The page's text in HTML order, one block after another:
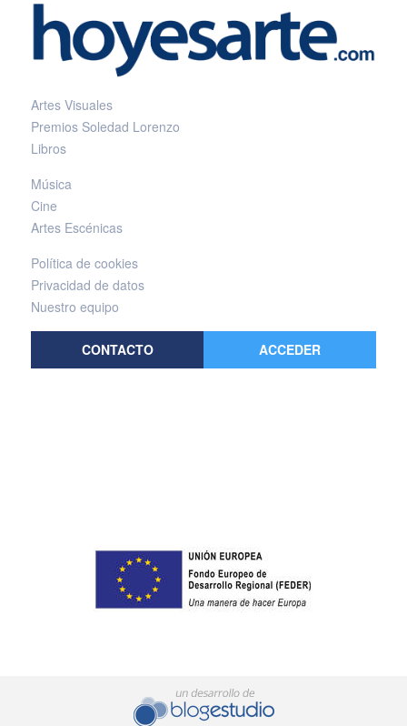
Artes Visuales
Premios Soledad Lorenzo
Libros
Música
Cine
Artes Escénicas
Política de cookies
Privacidad de datos
Nuestro equipo
CONTACTO ACCEDER